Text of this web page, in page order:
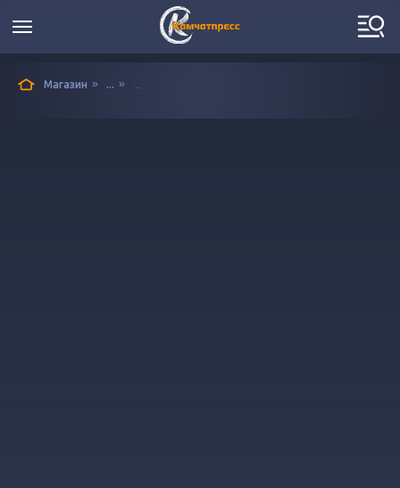
Магазин » ... »